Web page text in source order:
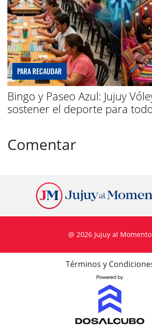
PARA RECAUDAR
Bingo y Paseo Azul: Jujuy
sostener el deporte para
Comentar
@ 2026 Jujuy al Momento
Términos y